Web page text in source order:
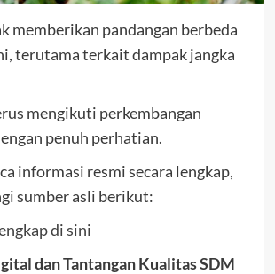
memberikan pandangan berbeda
terutama terkait dampak jangka
mengikuti perkembangan
penuh perhatian.
informasi resmi secara lengkap,
sumber asli berikut:
di sini
dan Tantangan Kualitas SDM